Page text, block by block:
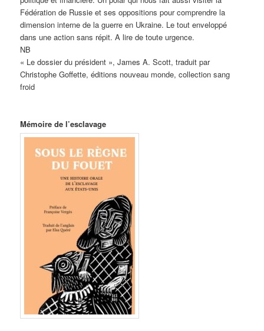
Fédération de Russie et ses oppositions pour comprendre la
dimension interne de la guerre en Ukraine. Le tout enveloppé
dans une action sans répit. A lire de toute urgence.
NB
« Le dossier du président », James A. Scott, traduit par
Christophe Goffette, éditions nouveau monde, collection sang
froid
Mémoire de l’esclavage